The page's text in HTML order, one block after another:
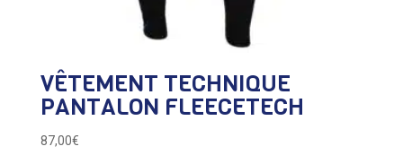
VÊTEMENT TECHNIQUE
PANTALON FLEECETECH
87,00€